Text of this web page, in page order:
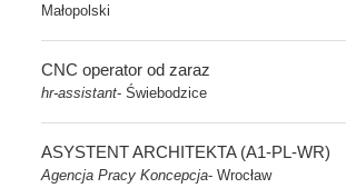
Małopolski
CNC operator od zaraz
hr-assistant-Świebodzice
ASYSTENT ARCHITEKTA (A1-PL-WR)
Agencja Pracy Koncepcja-Wrocław